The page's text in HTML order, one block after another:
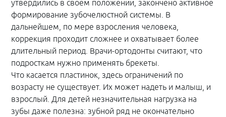
утвердились в своем положении, закончено активное
формирование зубочелюстной системы. В
дальнейшем, по мере взросления человека,
коррекция проходит сложнее и охватывает более
длительный период. Врачи-ортодонты считают, что
подросткам нужно применять брекеты.
Что касается пластинок, здесь ограничений по
возрасту не существует. Их может надеть и малыш, и
взрослый. Для детей незначительная нагрузка на
зубы даже полезна: зубной ряд не окончательно